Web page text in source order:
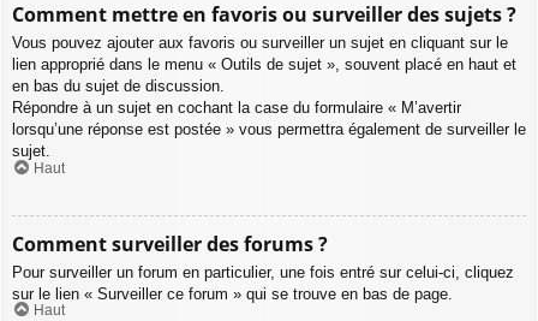
Comment mettre en favoris ou surveiller des sujets ?
Vous pouvez ajouter aux favoris ou surveiller un sujet en cliquant sur le
lien approprié dans le menu « Outils de sujet », souvent placé en haut et
en bas du sujet de discussion.
Répondre à un sujet en cochant la case du formulaire « M’avertir
lorsqu’une réponse est postée » vous permettra également de surveiller le
sujet.
Haut
Comment surveiller des forums ?
Pour surveiller un forum en particulier, une fois entré sur celui-ci, cliquez
sur le lien « Surveiller ce forum » qui se trouve en bas de page.
Haut